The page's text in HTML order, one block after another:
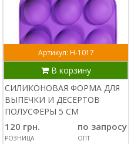
Артикул: Н-1017
В корзину
СИЛИКОНОВАЯ ФОРМА ДЛЯ
ВЫПЕЧКИ И ДЕСЕРТОВ
ПОЛУСФЕРЫ 5 СМ
120 грн.
РОЗНИЦА
по запросу
ОПТ